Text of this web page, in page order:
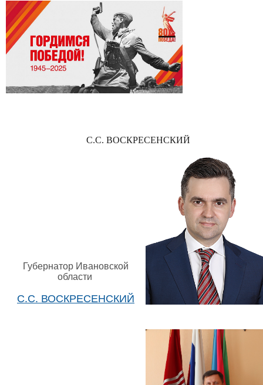
С.С. ВОСКРЕСЕНСКИЙ
Губернатор Ивановской
области
С.С. ВОСКРЕСЕНСКИЙ